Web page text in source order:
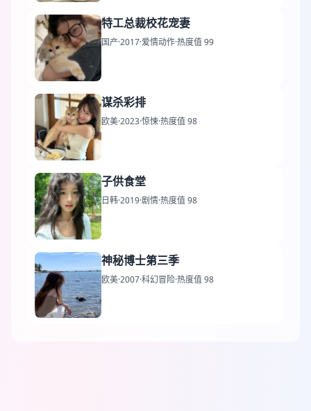
特工总裁校花宠妻
国产·2017·爱情动作·热度值 99
谋杀彩排
欧美·2023·惊悚·热度值 98
子供食堂
日韩·2019·剧情·热度值 98
神秘博士第三季
欧美·2007·科幻冒险·热度值 98